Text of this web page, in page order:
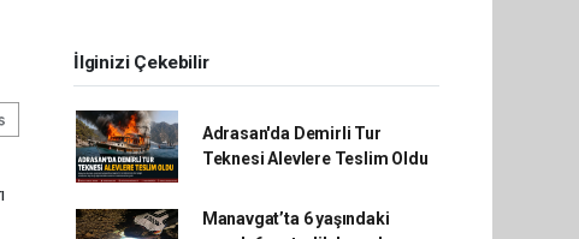
ve dijital dönüşümün k
İlginizi Çekebilir
Adrasan'da Demirli Tur
Teknesi Alevlere Teslim Oldu
Manavgat’ta 6 yaşındaki